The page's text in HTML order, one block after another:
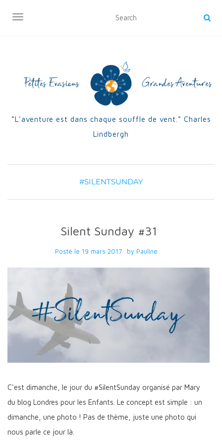
OUVRIR/FERMER LA NAVIGATION
“L’aventure est dans chaque souffle de vent.” Charles
Lindbergh
#SILENTSUNDAY
Silent Sunday #31
Posté le 19 mars 2017 by Pauline
C'est dimanche, le jour du #SilentSunday organisé par Mary
du blog Londres pour les Enfants. Le concept est simple : un
dimanche, une photo ! Pas de thème, juste une photo qui
nous parle ce jour là.